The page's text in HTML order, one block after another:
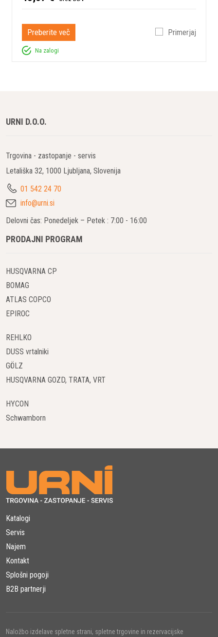
Preberite več Primerjaj
Na zalogi
URNI D.O.O.
Trgovina - zastopanje - servis
Letališka 32, 1000 Ljubljana, Slovenija
01 542 24 70
info@urni.si
Delovni čas: Ponedeljek – Petek : 7:00 - 16:00
PRODAJNI PROGRAM
HUSQVARNA CP
BOMAG
ATLAS COPCO
EPIROC
REHLKO
DUSS vrtalniki
GÖLZ
HUSQVARNA GOZD, TRATA, VRT
HYCON
Schwamborn
Katalogi
Servis
Najem
Kontakt
Splošni pogoji
B2B partnerji
Naložbo izdelave spletne strani, spletne trgovine in rezervacijske